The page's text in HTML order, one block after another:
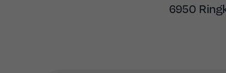
6950